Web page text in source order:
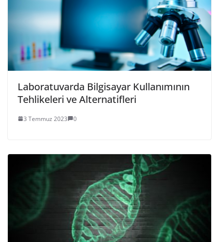
Laboratuvarda Bilgisayar Kullanımının
Tehlikeleri ve Alternatifleri
3 Temmuz 2023 0